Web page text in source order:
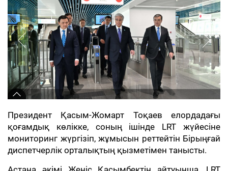
Президент Қасым-Жомарт Тоқаев елордадағы
қоғамдық көлікке, соның ішінде LRT жүйесіне
мониторинг жүргізіп, жұмысын реттейтін Бірыңғай
диспетчерлік орталықтың қызметімен танысты.